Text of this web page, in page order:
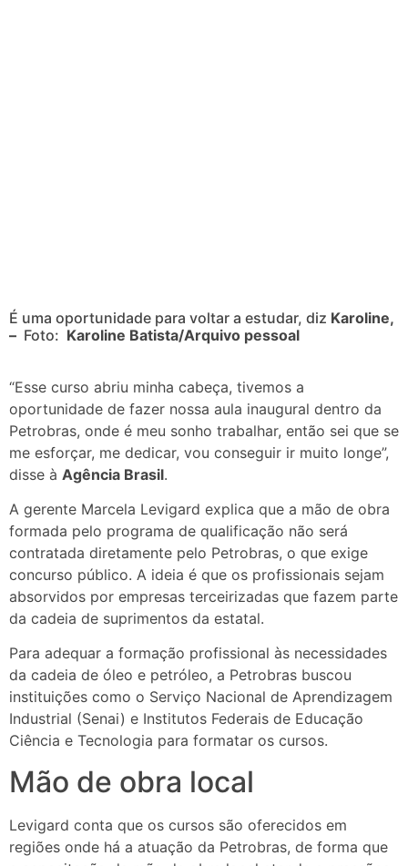
É uma oportunidade para voltar a estudar, diz Karoline,
– Foto: Karoline Batista/Arquivo pessoal
“Esse curso abriu minha cabeça, tivemos a
oportunidade de fazer nossa aula inaugural dentro da
Petrobras, onde é meu sonho trabalhar, então sei que se
me esforçar, me dedicar, vou conseguir ir muito longe”,
disse à Agência Brasil.
A gerente Marcela Levigard explica que a mão de obra
formada pelo programa de qualificação não será
contratada diretamente pelo Petrobras, o que exige
concurso público. A ideia é que os profissionais sejam
absorvidos por empresas terceirizadas que fazem parte
da cadeia de suprimentos da estatal.
Para adequar a formação profissional às necessidades
da cadeia de óleo e petróleo, a Petrobras buscou
instituições como o Serviço Nacional de Aprendizagem
Industrial (Senai) e Institutos Federais de Educação
Ciência e Tecnologia para formatar os cursos.
Mão de obra local
Levigard conta que os cursos são oferecidos em
regiões onde há a atuação da Petrobras, de forma que